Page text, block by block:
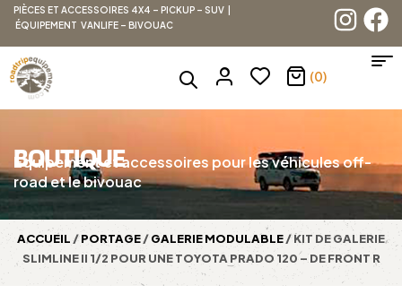
PIÈCES ET ACCESSOIRES 4X4 – PICKUP – SUV |
ÉQUIPEMENT VANLIFE – BIVOUAC
(0)
BOUTIQUE
Équipement et accessoires pour les véhicules off-
road et le bivouac
ACCUEIL /PORTAGE/GALERIE MODULABLE/ KIT DE GALERIE
SLIMLINE II 1/2 POUR UNE TOYOTA PRADO 120 – DE FRONT R